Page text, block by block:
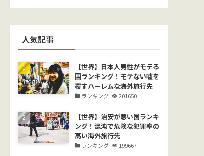
人気記事
【世界】日本人男性がモテる
国ランキング！モテない嘘を
覆すハーレムな海外旅行先
ランキング 201650
【世界】治安が悪い国ランキ
ング！混沌で危険な犯罪率の
高い海外旅行先
ランキング 199667